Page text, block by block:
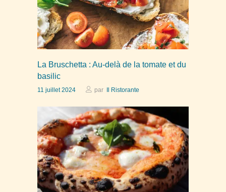
La Bruschetta : Au-delà de la tomate et du
basilic
11 juillet 2024 par Il Ristorante